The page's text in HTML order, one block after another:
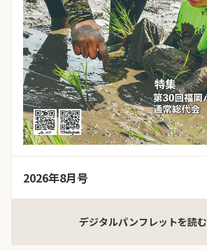
2026年8月号
デジタルパンフレットを読む